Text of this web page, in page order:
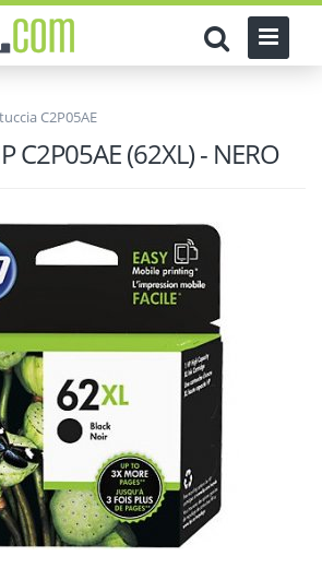
C2P05AE
C2P05AE (62XL) - NERO